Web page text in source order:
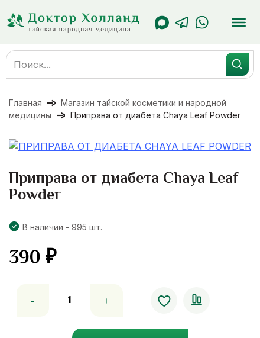
содержанию
Search
for:
Главная
Магазин тайской косметики и народной
медицины
Приправа от диабета Chaya Leaf Powder
Приправа от диабета Chaya Leaf
Powder
В наличии - 995 шт.
390₽
товара